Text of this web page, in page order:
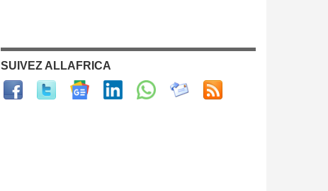
SUIVEZ ALLAFRICA